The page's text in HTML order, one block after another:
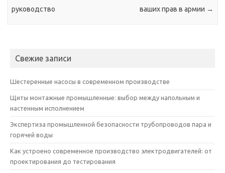
руководство
ваших прав в армии →
Свежие записи
Шестеренные насосы в современном производстве
Щиты монтажные промышленные: выбор между напольным и
настенным исполнением
Экспертиза промышленной безопасности трубопроводов пара и
горячей воды
Как устроено современное производство электродвигателей: от
проектирования до тестирования